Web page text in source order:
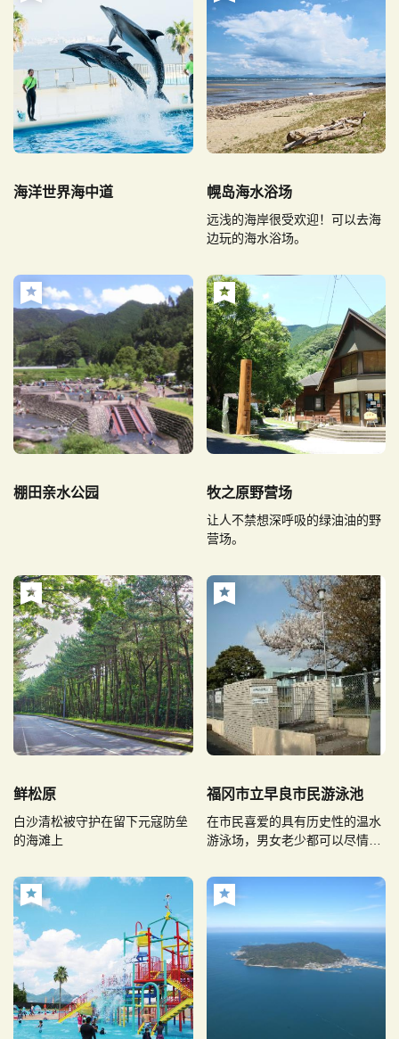
海洋世界海中道 幌岛海水浴场
远浅的海岸很受欢迎！可以去海
边玩的海水浴场。
棚田亲水公园 牧之原野营场
让人不禁想深呼吸的绿油油的野
营场。
鲜松原
白沙清松被守护在留下元寇防垒
的海滩上
福冈市立早良市民游泳池
在市民喜爱的具有历史性的温水
游泳场，男女老少都可以尽情享